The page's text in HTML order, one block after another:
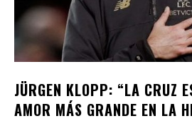
JÜRGEN KLOPP: “LA CRUZ
AMOR MÁS GRANDE EN LA